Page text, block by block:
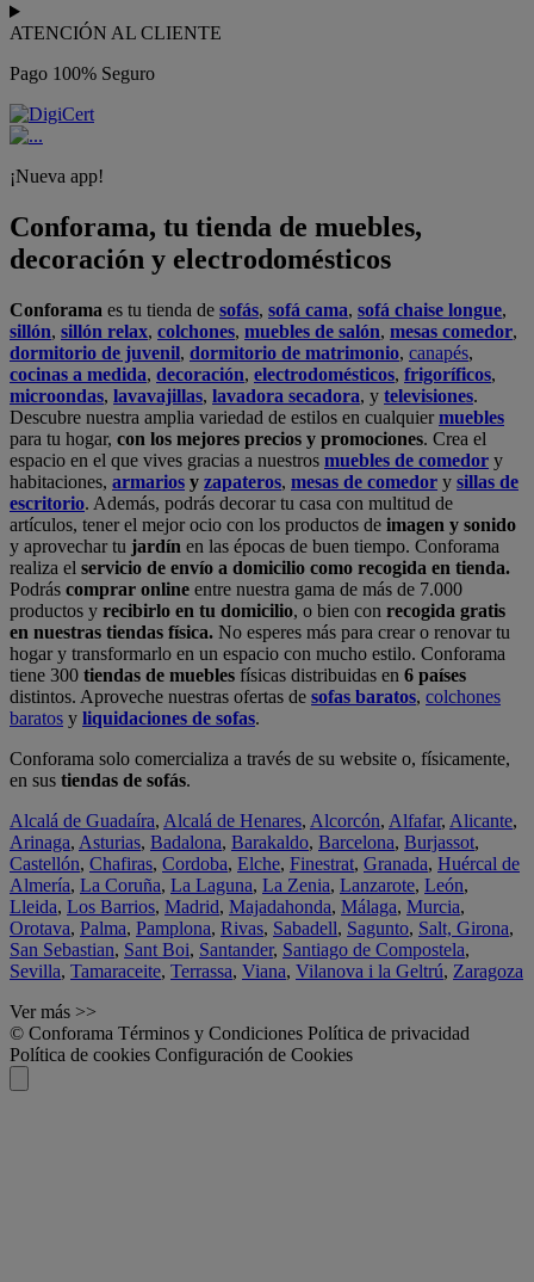
ATENCIÓN AL CLIENTE
Pago 100% Seguro
¡Nueva app!
Conforama, tu tienda de muebles,
decoración y electrodomésticos
Conforama es tu tienda de sofás, sofá cama, sofá chaise longue,
sillón, sillón relax, colchones, muebles de salón, mesas comedor,
dormitorio de juvenil, dormitorio de matrimonio, canapés,
cocinas a medida, decoración, electrodomésticos, frigoríficos,
microondas, lavavajillas, lavadora secadora, y televisiones.
Descubre nuestra amplia variedad de estilos en cualquiermuebles
para tu hogar, con los mejores precios y promociones. Crea el
espacio en el que vives gracias a nuestros muebles de comedor y
habitaciones, armarios y zapateros, mesas de comedor y sillas de
escritorio. Además, podrás decorar tu casa con multitud de
artículos, tener el mejor ocio con los productos de imagen y sonido
y aprovechar tu jardín en las épocas de buen tiempo. Conforama
realiza el servicio de envío a domicilio como recogida en tienda.
Podrás comprar online entre nuestra gama de más de 7.000
productos y recibirlo en tu domicilio, o bien con recogida gratis
en nuestras tiendas física. No esperes más para crear o renovar tu
hogar y transformarlo en un espacio con mucho estilo. Conforama
tiene 300 tiendas de muebles físicas distribuidas en 6 países
distintos. Aproveche nuestras ofertas de sofas baratos, colchones
baratos y liquidaciones de sofas.
Conforama solo comercializa a través de su website o, físicamente,
en sus tiendas de sofás.
Alcalá de Guadaíra, Alcalá de Henares, Alcorcón, Alfafar, Alicante,
Arinaga, Asturias, Badalona, Barakaldo, Barcelona, Burjassot,
Castellón, Chafiras, Cordoba, Elche, Finestrat, Granada, Huércal de
Almería, La Coruña, La Laguna, La Zenia, Lanzarote, León,
Lleida, Los Barrios, Madrid, Majadahonda, Málaga, Murcia,
Orotava, Palma, Pamplona, Rivas, Sabadell, Sagunto, Salt, Girona,
San Sebastian, Sant Boi, Santander, Santiago de Compostela,
Sevilla, Tamaraceite, Terrassa, Viana, Vilanova i la Geltrú, Zaragoza
Ver más >>
© Conforama Términos y Condiciones Política de privacidad
Política de cookies Configuración de Cookies